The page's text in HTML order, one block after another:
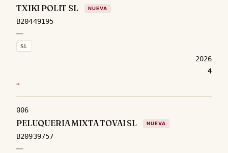
TXIKI POLIT SL NUEVA
B20449195
—
SL
2026
4
→
006
PELUQUERIA MIXTA TOVAI SL NUEVA
B20939757
—